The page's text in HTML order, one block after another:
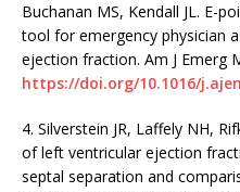
Buchanan MS, Kendall JL. E-
tool for emergency physician
ejection fraction. Am J Emerg
https://doi.org/10.1016/
4. Silverstein JR, Laffely NH,
of left ventricular ejection
septal separation and